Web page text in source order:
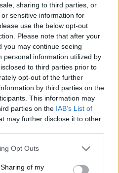
sharing to third parties, or
sensitive information for
use the below opt-out
Please note that after your
you may continue seeing
personal information utilized by
to third parties prior to
opt-out of the further
by third parties on the
This information may
parties on the IAB’s List of
may further disclose it to other
app uses one or more Google
behaviour. You may click to
Opt Outs
of my
ανεμβολιαστοι ή
κινδυνευουν το κανει
του έκατσε,να πε οχι;